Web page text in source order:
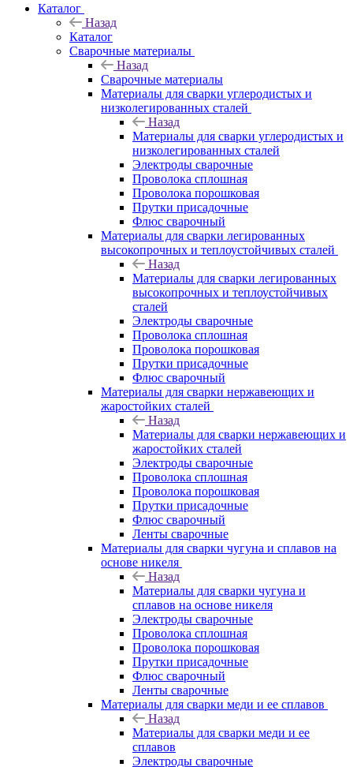
Каталог
Назад
Каталог
Сварочные материалы
Назад
Сварочные материалы
Материалы для сварки углеродистых и
низколегированных сталей
Назад
Материалы для сварки углеродистых и
низколегированных сталей
Электроды сварочные
Проволока сплошная
Проволока порошковая
Прутки присадочные
Флюс сварочный
Материалы для сварки легированных
высокопрочных и теплоустойчивых сталей
Назад
Материалы для сварки легированных
высокопрочных и теплоустойчивых
сталей
Электроды сварочные
Проволока сплошная
Проволока порошковая
Прутки присадочные
Флюс сварочный
Материалы для сварки нержавеющих и
жаростойких сталей
Назад
Материалы для сварки нержавеющих и
жаростойких сталей
Электроды сварочные
Проволока сплошная
Проволока порошковая
Прутки присадочные
Флюс сварочный
Ленты сварочные
Материалы для сварки чугуна и сплавов на
основе никеля
Назад
Материалы для сварки чугуна и
сплавов на основе никеля
Электроды сварочные
Проволока сплошная
Проволока порошковая
Прутки присадочные
Флюс сварочный
Ленты сварочные
Материалы для сварки меди и ее сплавов
Назад
Материалы для сварки меди и ее
сплавов
Электроды сварочные